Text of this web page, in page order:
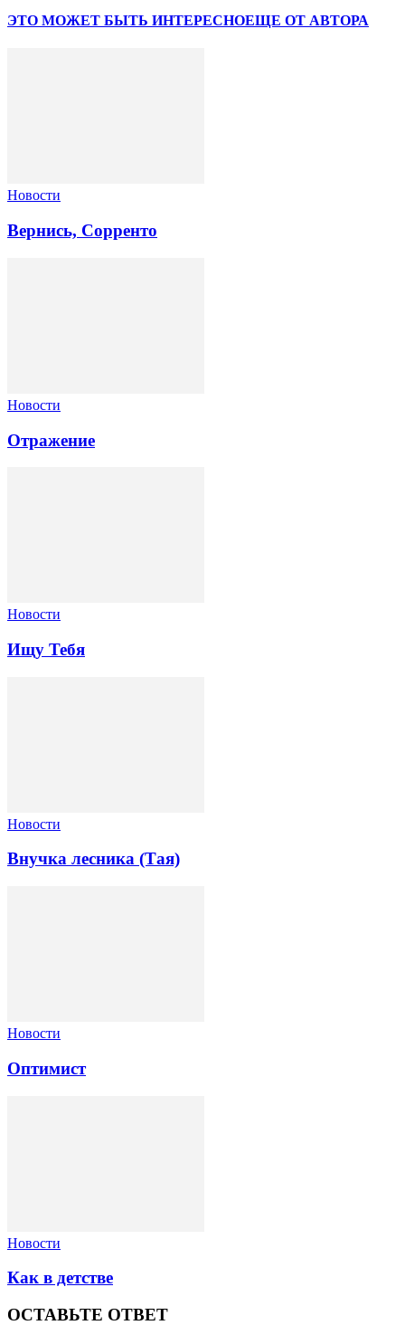
ЭТО МОЖЕТ БЫТЬ ИНТЕРЕСНОЕЩЕ ОТ АВТОРА
Новости
Вернись, Сорренто
Новости
Отражение
Новости
Ищу Тебя
Новости
Внучка лесника (Тая)
Новости
Оптимист
Новости
Как в детстве
ОСТАВЬТЕ ОТВЕТ